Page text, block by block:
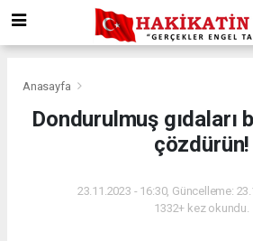
Anasayfa
Dondurulmuş gıdaları
çözdürün!
23.11.2023 - 16:30, Güncelleme:
1332+ kez okundu.